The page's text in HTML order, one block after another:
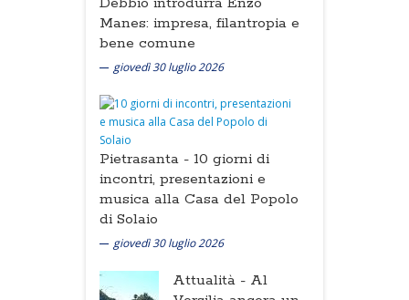
Manes: impresa, filantropia e
bene comune
giovedì 30 luglio 2026
Pietrasanta - 10 giorni di
incontri, presentazioni e
musica alla Casa del Popolo
di Solaio
giovedì 30 luglio 2026
Attualità - Al